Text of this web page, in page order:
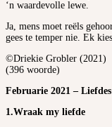
‘n waardevolle lewe.
Ja, mens moet reëls
gees te temper nie. Ek
©Driekie Grobler (2021)
(396 woorde)
Februarie 2021 –
1.Wraak my liefde